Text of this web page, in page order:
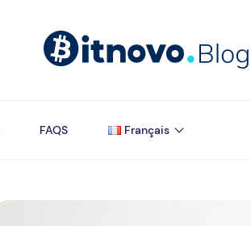
FAQS Français